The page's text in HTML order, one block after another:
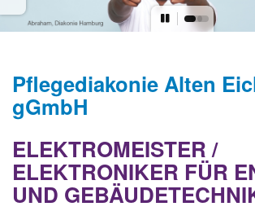
Pflegediakonie Alten
gGmbH
ELEKTROMEISTER /
ELEKTRONIKER FÜR
UND